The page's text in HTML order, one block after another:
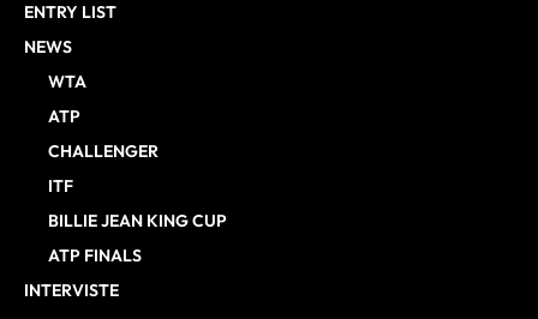
ENTRY LIST
NEWS
WTA
ATP
CHALLENGER
ITF
BILLIE JEAN KING CUP
ATP FINALS
INTERVISTE